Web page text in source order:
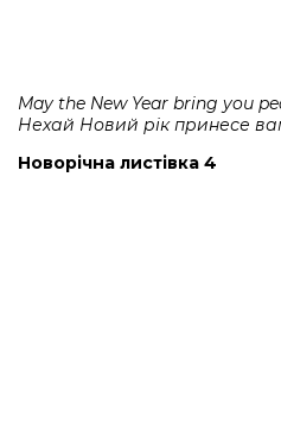
May the New Year bring you
Нехай Новий рік принесе
Новорічна листівка 4